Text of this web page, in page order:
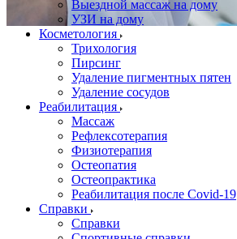
Выездной массаж на дому
УЗИ на дому
Косметология
Трихология
Пирсинг
Удаление пигментных пятен
Удаление сосудов
Реабилитация
Массаж
Рефлексотерапия
Физиотерапия
Остеопатия
Остеопрактика
Реабилитация после Covid-19
Справки
Справки